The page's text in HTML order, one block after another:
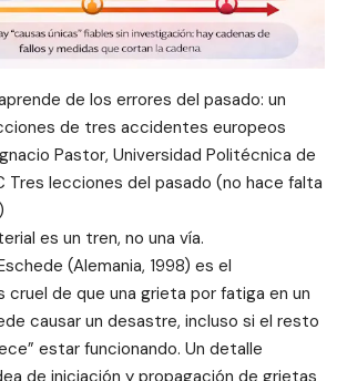
de los errores del pasado: un
de tres accidentes europeos
Pastor, Universidad Politécnica de
Tres lecciones del pasado (no hace falta
es un tren, no una vía.
(Alemania, 1998) es el
cruel de que una grieta por fatiga en un
causar un desastre, incluso si el resto
estar funcionando. Un detalle